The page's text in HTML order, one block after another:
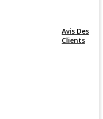
Avis Des
Clients